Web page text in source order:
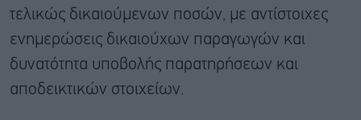
τελικώς δικαιούμενων ποσών, με αντίστοιχες
ενημερώσεις δικαιούχων παραγωγών και
δυνατότητα υποβολής παρατηρήσεων και
αποδεικτικών στοιχείων.